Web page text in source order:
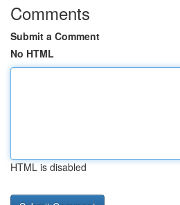
Comments
Submit a Comment
No HTML
HTML is disabled